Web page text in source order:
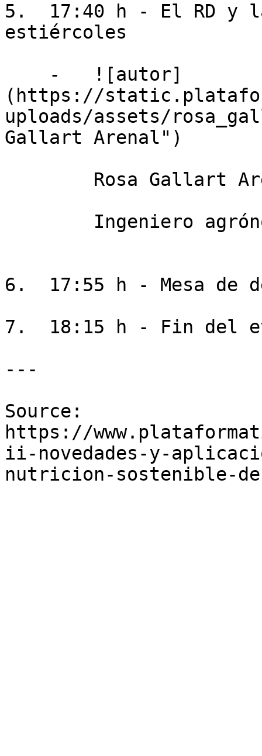
5.  17:40 h - El RD y
estiércoles
(https://
uploads/assets/
Gallart Arenal")
6.  17:55 h - Mesa de
7.  18:15 h - Fin del
---
Source:
https://
ii-novedades-y-